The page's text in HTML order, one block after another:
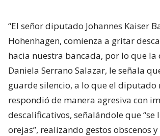
“El señor diputado Johannes Kaiser
Hohenhagen, comienza a gritar
hacia nuestra bancada, por lo que
Daniela Serrano Salazar, le señala
guarde silencio, a lo que el diputado
respondió de manera agresiva con
descalificativos, señalándole que “se
orejas”, realizando gestos obscenos